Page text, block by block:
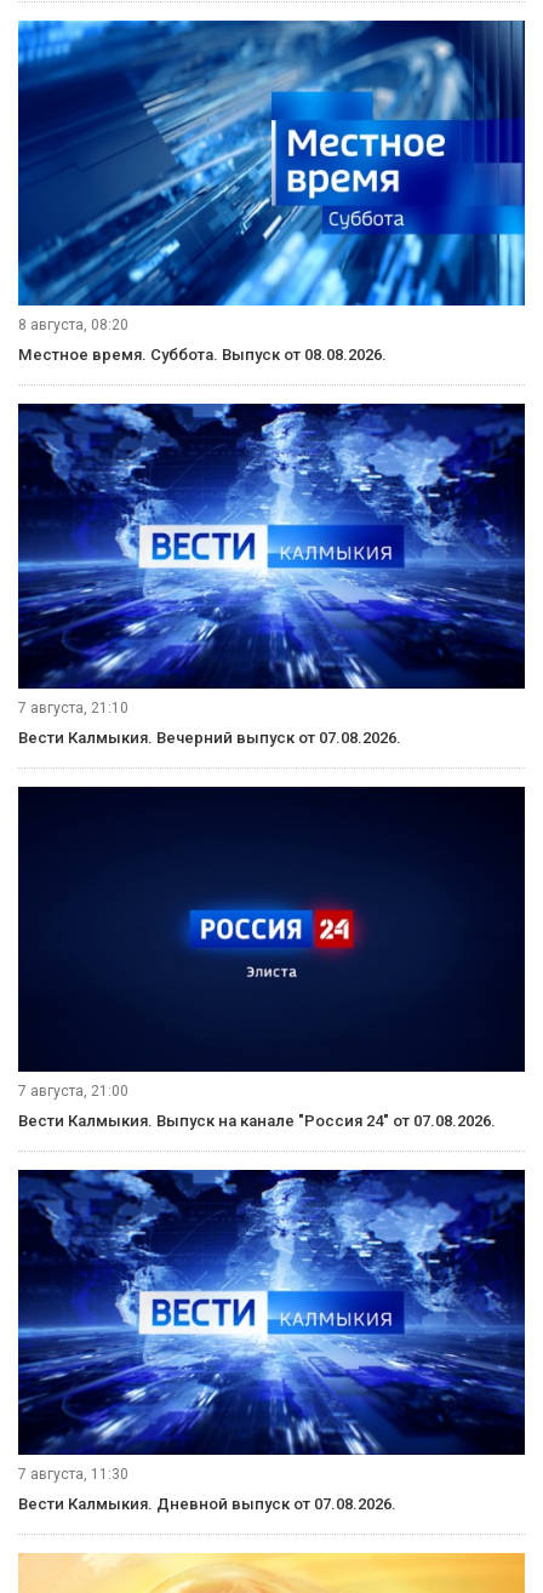
8 августа, 08:20
Местное время. Суббота. Выпуск от 08.08.2026.
7 августа, 21:10
Вести Калмыкия. Вечерний выпуск от 07.08.2026.
7 августа, 21:00
Вести Калмыкия. Выпуск на канале "Россия 24" от 07.08.2026.
7 августа, 11:30
Вести Калмыкия. Дневной выпуск от 07.08.2026.